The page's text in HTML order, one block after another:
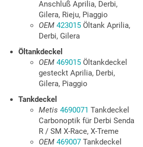
Anschluß Aprilia, Derbi,
Gilera, Rieju, Piaggio
OEM 423015Öltank Aprilia,
Derbi, Gilera
Öltankdeckel
OEM 469015Öltankdeckel
gesteckt Aprilia, Derbi,
Gilera, Piaggio
Tankdeckel
Metis 4690071 Tankdeckel
Carbonoptik für Derbi Senda
R / SM X-Race, X-Treme
OEM 469007Tankdeckel